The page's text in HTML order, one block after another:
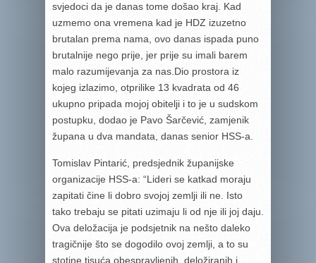
svjedoci da je danas tome došao kraj. Kad
uzmemo ona vremena kad je HDZ izuzetno
brutalan prema nama, ovo danas ispada puno
brutalnije nego prije, jer prije su imali barem
malo razumijevanja za nas.Dio prostora iz
kojeg izlazimo, otprilike 13 kvadrata od 46
ukupno pripada mojoj obitelji i to je u sudskom
postupku, dodao je Pavo Šarčević, zamjenik
župana u dva mandata, danas senior HSS-a.
Tomislav Pintarić, predsjednik županijske
organizacije HSS-a: “Lideri se katkad moraju
zapitati čine li dobro svojoj zemlji ili ne. Isto
tako trebaju se pitati uzimaju li od nje ili joj daju.
Ova deložacija je podsjetnik na nešto daleko
tragičnije što se dogodilo ovoj zemlji, a to su
stotine tisuća obespravljenih, deložiranih i